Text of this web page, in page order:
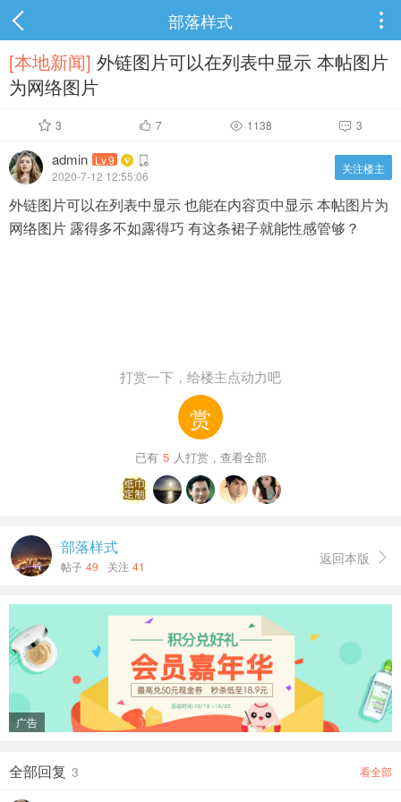
部落样式 
[本地新闻] 外链图片可以在列表中显示 本帖图片
为网络图片
 3  7  1138  3
admin Lv.9
2020-7-12 12:55:06
关注楼主
外链图片可以在列表中显示 也能在内容页中显示 本帖图片为
网络图片 露得多不如露得巧 有这条裙子就能性感管够？
打赏一下，给楼主点动力吧
赏
已有 5 人打赏，查看全部
部落样式
帖子 49 关注 41 返回本版 
广告
全部回复 3 看全部